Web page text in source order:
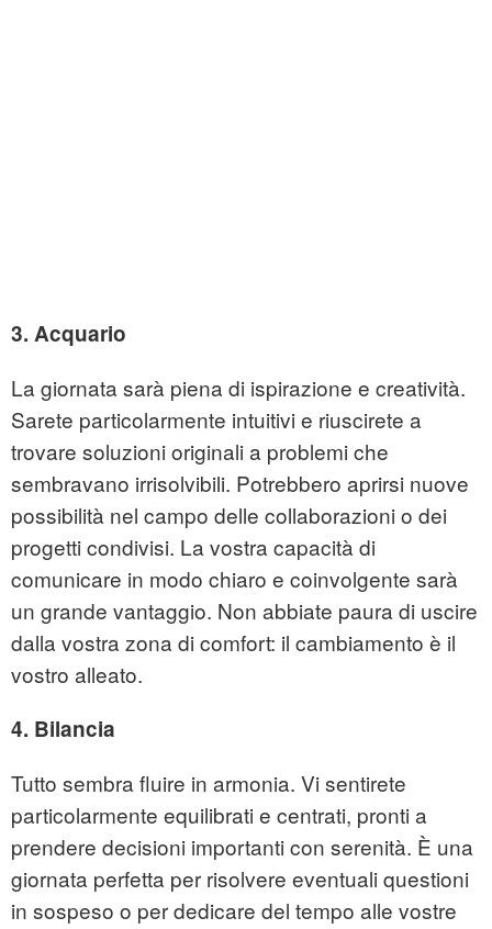
3. Acquario
La giornata sarà piena di ispirazione e creatività.
Sarete particolarmente intuitivi e riuscirete a
trovare soluzioni originali a problemi che
sembravano irrisolvibili. Potrebbero aprirsi nuove
possibilità nel campo delle collaborazioni o dei
progetti condivisi. La vostra capacità di
comunicare in modo chiaro e coinvolgente sarà
un grande vantaggio. Non abbiate paura di uscire
dalla vostra zona di comfort: il cambiamento è il
vostro alleato.
4. Bilancia
Tutto sembra fluire in armonia. Vi sentirete
particolarmente equilibrati e centrati, pronti a
prendere decisioni importanti con serenità. È una
giornata perfetta per risolvere eventuali questioni
in sospeso o per dedicare del tempo alle vostre